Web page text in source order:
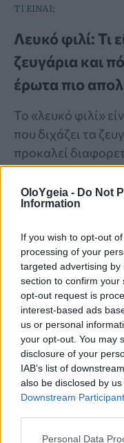
OloYgeia - Do Not
Information
If you wish to opt-out
processing of your
targeted advertising
section to confirm your
opt-out request is
interest-based ads
us or personal
your opt-out. You may
disclosure of your
IAB’s list of
also be disclosed by
Downstream
Personal Data
ΤΙ ΕΙΝΑΙ;
Λευκό φιλί: Τι
ζευγάρια και
έρωτα πιο
Το «λευκό φιλί»
που διχάζει τα
προκαλεί
μπορεί να
SUMMER TRENDS